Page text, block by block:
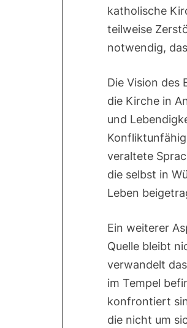
katholische
teilweise
notwendig,
Die Vision des
die Kirche in
und
veraltete
die selbst in
Leben
Ein weiterer
Quelle bleibt
verwandelt
im Tempel
konfrontiert
die nicht um